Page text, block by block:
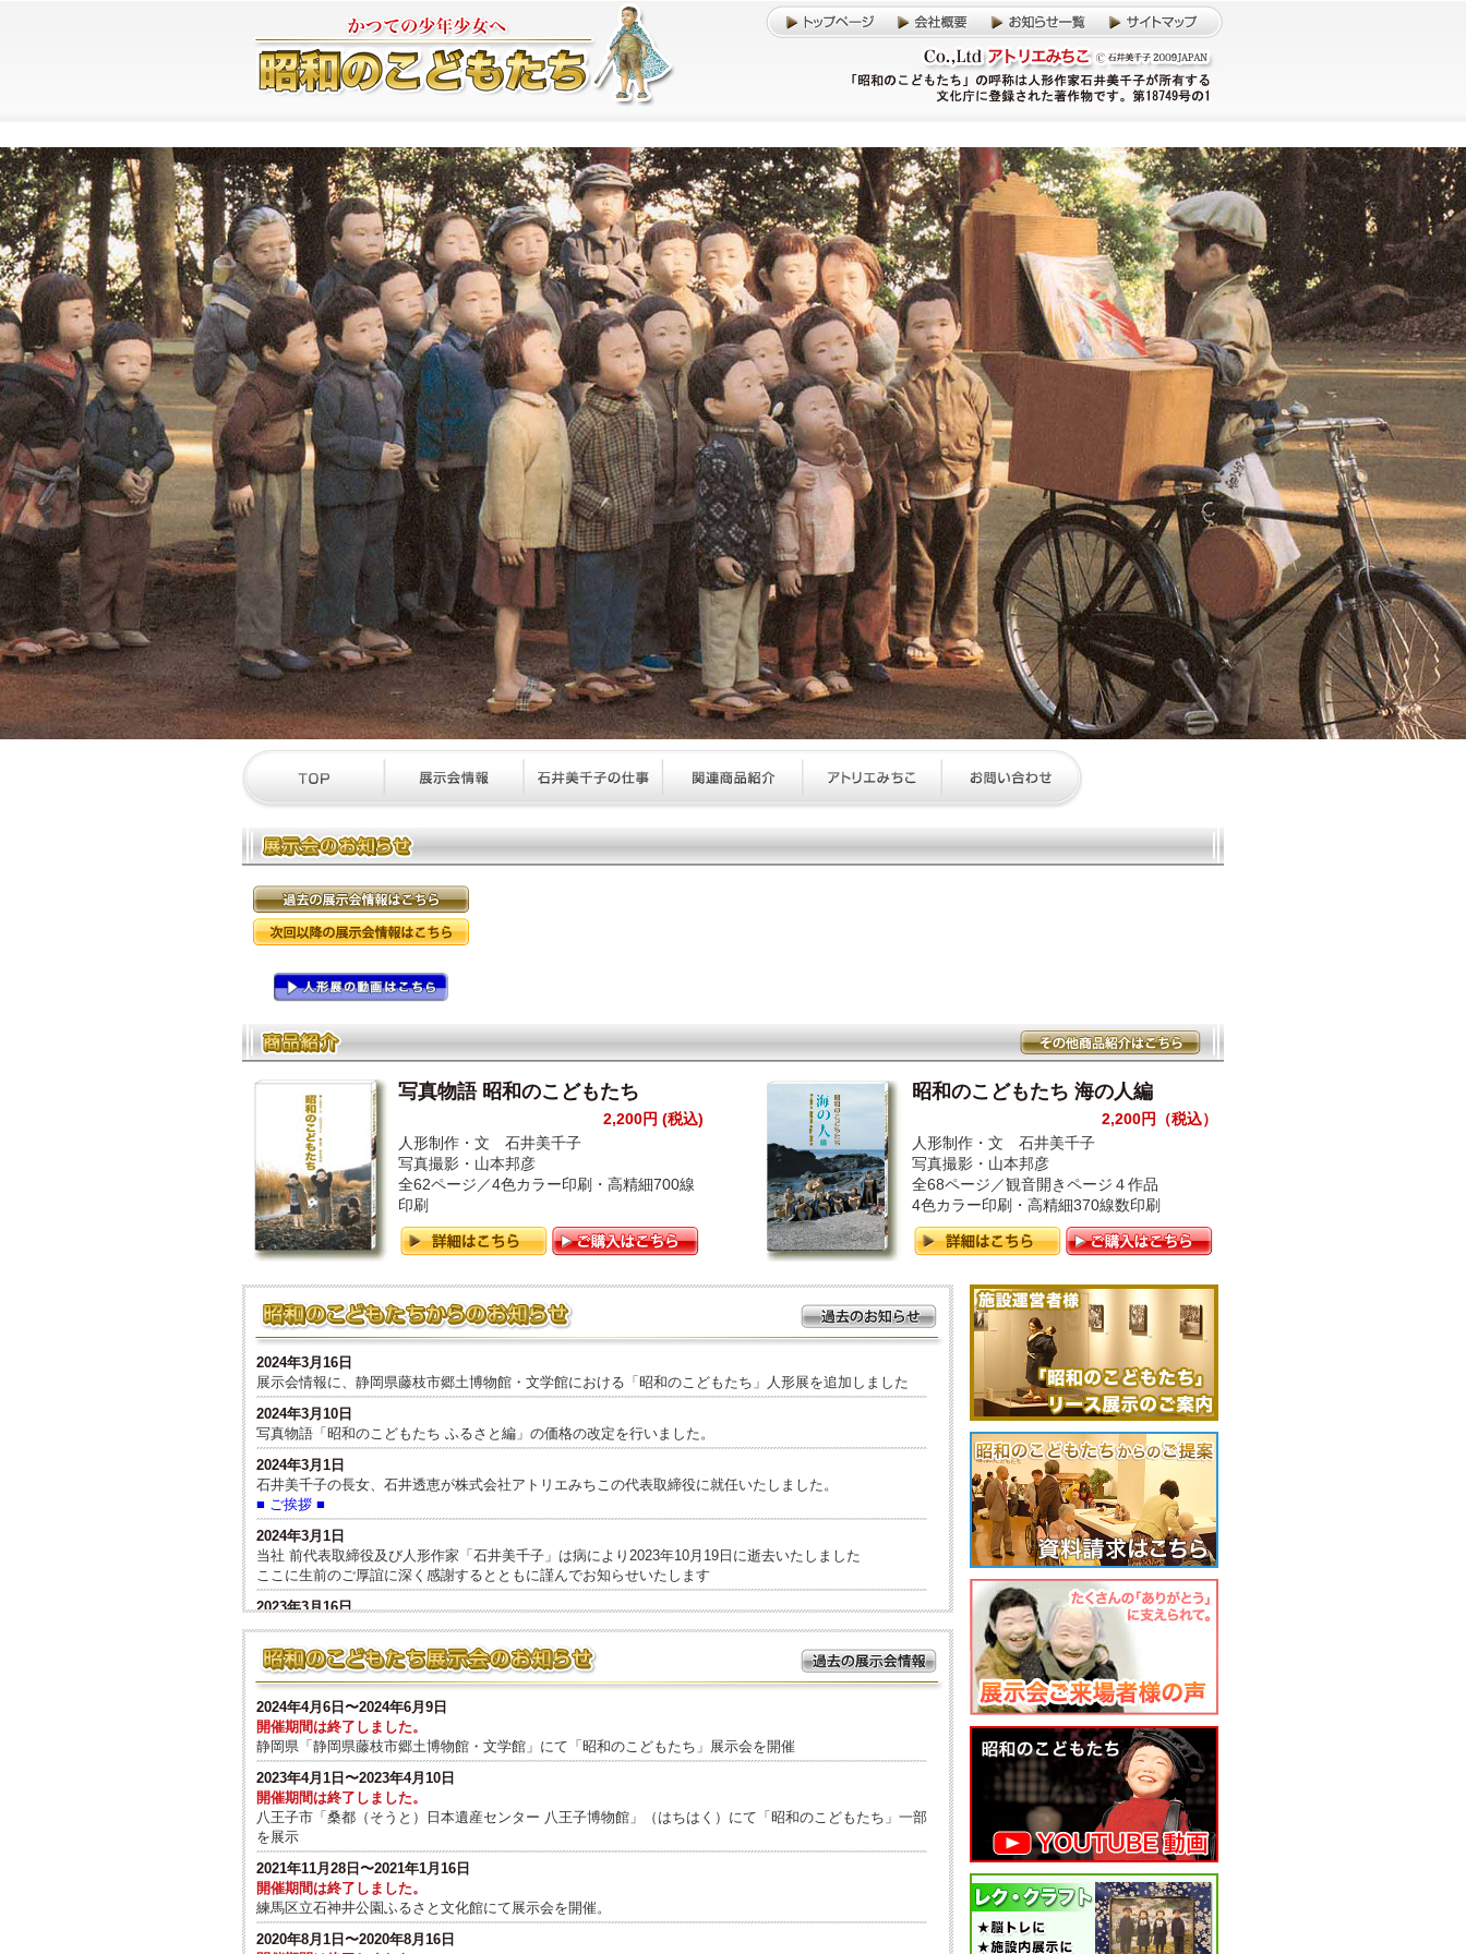
写真物語 昭和のこどもたち
2,200円 (税込)
人形制作・文 石井美千子
写真撮影・山本邦彦
全62ページ／4色カラー印刷・高精細700線
印刷
昭和のこどもたち 海の人編
2,200円（税込）
人形制作・文 石井美千子
写真撮影・山本邦彦
全68ページ／観音開きページ４作品
4色カラー印刷・高精細370線数印刷
2024年3月16日
展示会情報に、静岡県藤枝市郷土博物館・文学館における「昭和のこどもたち」人形展を追加しました
2024年3月10日
写真物語「昭和のこどもたち ふるさと編」の価格の改定を行いました。
2024年3月1日
石井美千子の長女、石井透恵が株式会社アトリエみちこの代表取締役に就任いたしました。
■ ご挨拶 ■
2024年3月1日
当社 前代表取締役及び人形作家「石井美千子」は病により2023年10月19日に逝去いたしました
ここに生前のご厚誼に深く感謝するとともに謹んでお知らせいたします
2023年3月16日
展示会情報に、八王子市サザンスカイタワー内・はちはくにて「昭和のこどもたち」を一部展示を追加し
ました。
2020年10月9日
展示会情報に、練馬区立石神井公園ふるさと文化館にて「昭和のこどもたち」人形展を追加しました
2020年7月2日
展示会情報に、青森県・イオンモールつがる柏「昭和のこどもたち」人形展を追加しました
2020年6月13日
多くの人にご支援いただきありがとうございました。
クラウドファンディング「CAMPFIRE」のプロジェクトは終了しました。
2020年5月1日
クラウドファンディング「CAMPFIRE」にてプロジェクトを開始しました！
ぜひ、ご支援をお願い致します。
2020年3月12日
新型コロナウィルスの感染拡大防止のため、3月19日より開催予定だった
2024年4月6日〜2024年6月9日
開催期間は終了しました。
静岡県「静岡県藤枝市郷土博物館・文学館」にて「昭和のこどもたち」展示会を開催
2023年4月1日〜2023年4月10日
開催期間は終了しました。
八王子市「桑都（そうと）日本遺産センター 八王子博物館」（はちはく）にて「昭和のこどもたち」一部
を展示
2021年11月28日〜2021年1月16日
開催期間は終了しました。
練馬区立石神井公園ふるさと文化館にて展示会を開催。
2020年8月1日〜2020年8月16日